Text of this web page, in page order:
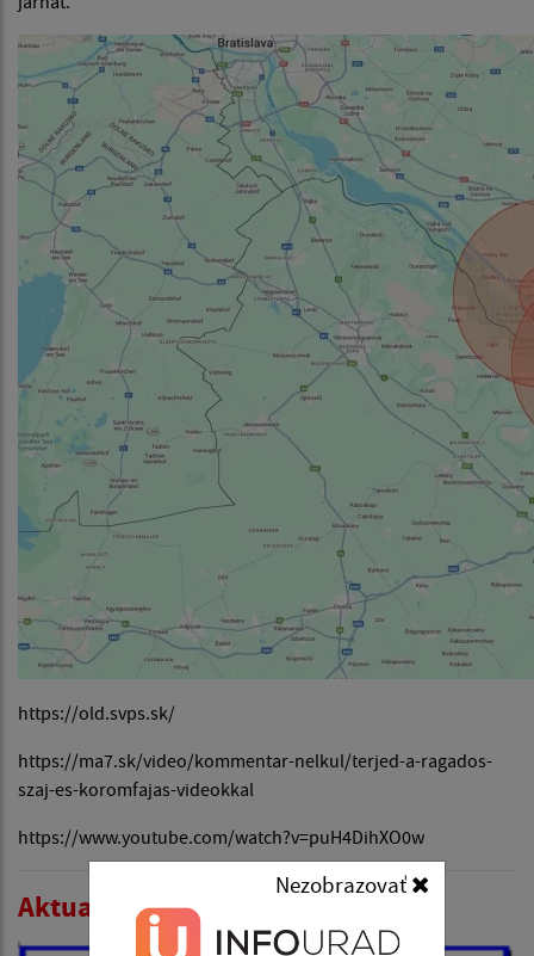
https://old.svps.sk/
https://ma7.sk/video/kommentar-nelkul/terjed-a-ragados-
szaj-es-koromfajas-videokkal
https://www.youtube.com/watch?v=puH4DihXO0w
Aktualitások listája:
Nezobrazovať